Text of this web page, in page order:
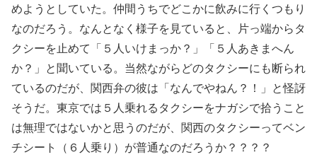
めようとしていた。仲間うちでどこかに飲みに行くつもり
なのだろう。なんとなく様子を見ていると、片っ端からタ
クシーを止めて「５人いけまっか？」「５人あきまへん
か？」と聞いている。当然ながらどのタクシーにも断られ
ているのだが、関西弁の彼は「なんでやねん？！」と怪訝
そうだ。東京では５人乗れるタクシーをナガシで拾うこと
は無理ではないかと思うのだが、関西のタクシーってベン
チシート（６人乗り）が普通なのだろうか？？？？